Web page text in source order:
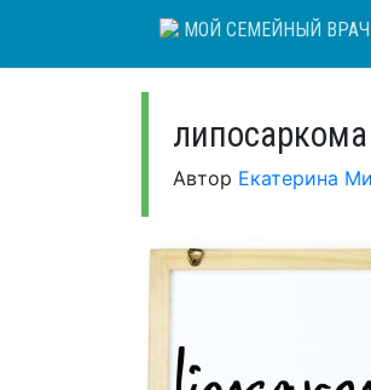
content
МОЙ СЕМЕЙНЫЙ ВРАЧ
липосаркома
Автор Екатерина